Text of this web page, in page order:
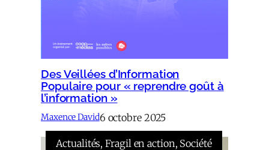
Des Veillées d’Information
Populaire pour « reprendre goût à
l’information »
Maxence David6 octobre 2025
Actualités, Fragil en action, Société